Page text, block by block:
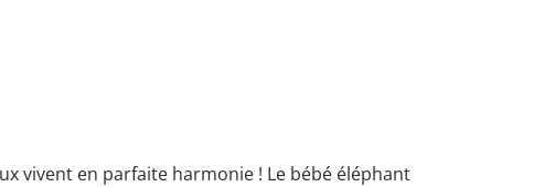
vivent en parfaite harmonie ! Le bébé éléphant